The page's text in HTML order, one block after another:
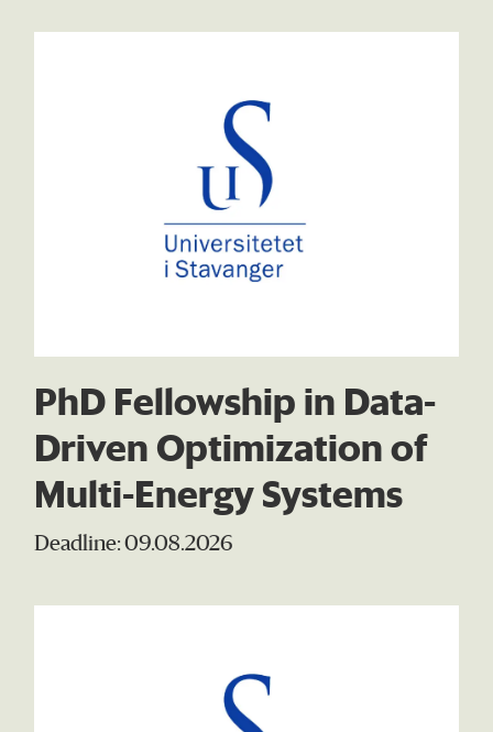
PhD Fellowship in Data-
Driven Optimization of
Multi-Energy Systems
Deadline: 09.08.2026